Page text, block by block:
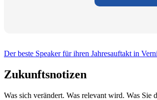
Der beste Speaker für ihren Jahresauftakt in
Zukunftsnotizen
Was sich verändert. Was relevant wird. Was Sie